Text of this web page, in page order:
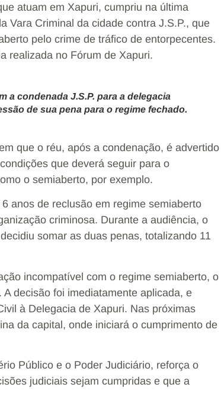
atuam em Xapuri, cumpriu na última
Vara Criminal da cidade contra J.S.P., que
pelo crime de tráfico de entorpecentes.
realizada no Fórum de Xapuri.
a condenada J.S.P. para a delegacia
de sua pena para o regime fechado.
que o réu, após a condenação, é advertido
que deverá seguir para o
o semiaberto, por exemplo.
anos de reclusão em regime semiaberto
criminosa. Durante a audiência, o
somar as duas penas, totalizando 11
incompatível com o regime semiaberto, o
decisão foi imediatamente aplicada, e
à Delegacia de Xapuri. Nas próximas
da capital, onde iniciará o cumprimento de
Público e o Poder Judiciário, reforça o
judiciais sejam cumpridas e que a